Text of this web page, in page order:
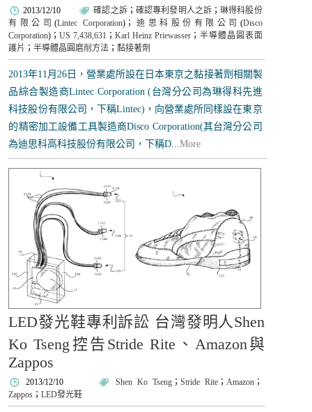
2013/12/10 確認之訴； 確認專利發明人之訴； 琳得科股份
有限公司(Lintec Corporation)； 迪思科股份有限公司 (Disco
Corporation)；US 7,438,631 ；Karl Heinz Priewasser ； 半導體晶圓表面
護片 ；半導體晶圓磨削方法 ；黏接著劑
2013年11月26日，營業處所設在日本東京之黏接著劑相關製
品綜合製造商Lintec Corporation (台灣分公司為琳得科先進
科技股份有限公司，下稱Lintec)，向營業處所同樣設在東京
的精密加工設備工具製造商Disco Corporation(其台灣分公司
為迪思科高科技股份有限公司，下稱D...More
LED發光鞋專利訴訟 台灣發明人Shen
Ko Tseng控告Stride Rite、Amazon與
Zappos
2013/12/10 Shen Ko Tseng； Stride Rite； Amazon；
Zappos ；LED發光鞋